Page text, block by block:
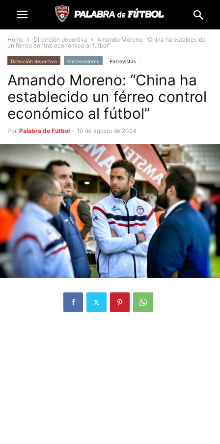
Home Dirección deportiva
Amando Moreno: “China ha establecido
un férreo control económico al fútbol”
Dirección deportiva Entrenadores Entrevistas
Amando Moreno: “China ha
establecido un férreo control
económico al fútbol”
Por Palabra de Fútbol - 10 de agosto de 2024